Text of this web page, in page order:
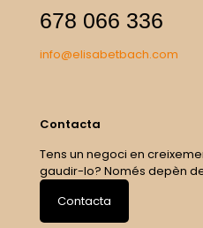
678 066 336
info@elisabetbach.com
Contacta
Tens un negoci en
gaudir-lo? Només depèn
Contacta